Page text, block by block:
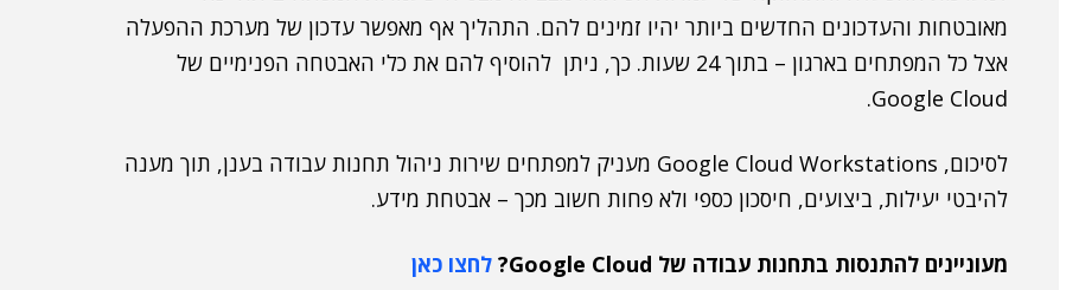
מאובטחות והעדכונים החדשים ביותר יהיו זמינים להם. התהליך אף מאפשר עדכון של מערכת ההפעלה
אצל כל המפתחים בארגון – בתוך 24 שעות. כך, ניתן להוסיף להם את כלי האבטחה הפנימיים של
Google Cloud.
לסיכום, Google Cloud Workstations מעניק למפתחים שירות ניהול תחנות עבודה בענן, תוך מענה
להיבטי יעילות, ביצועים, חיסכון כספי ולא פחות חשוב מכך – אבטחת מידע.
מעוניינים להתנסות בתחנות עבודה של Google Cloud? לחצו כאן